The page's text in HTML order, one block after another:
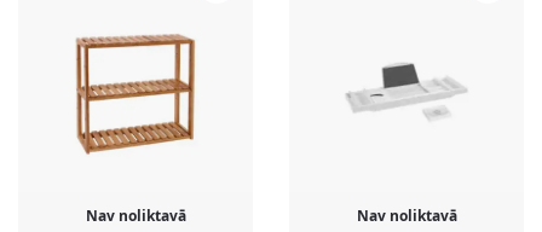
Nav noliktavā Nav noliktavā